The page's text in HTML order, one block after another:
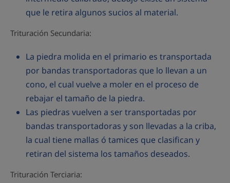
que le retira algunos sucios al material.
Trituración Secundaria:
La piedra molida en el primario es transportada
por bandas transportadoras que lo llevan a un
cono, el cual vuelve a moler en el proceso de
rebajar el tamaño de la piedra.
Las piedras vuelven a ser transportadas por
bandas transportadoras y son llevadas a la criba,
la cual tiene mallas ó tamices que clasifican y
retiran del sistema los tamaños deseados.
Trituración Terciaria: